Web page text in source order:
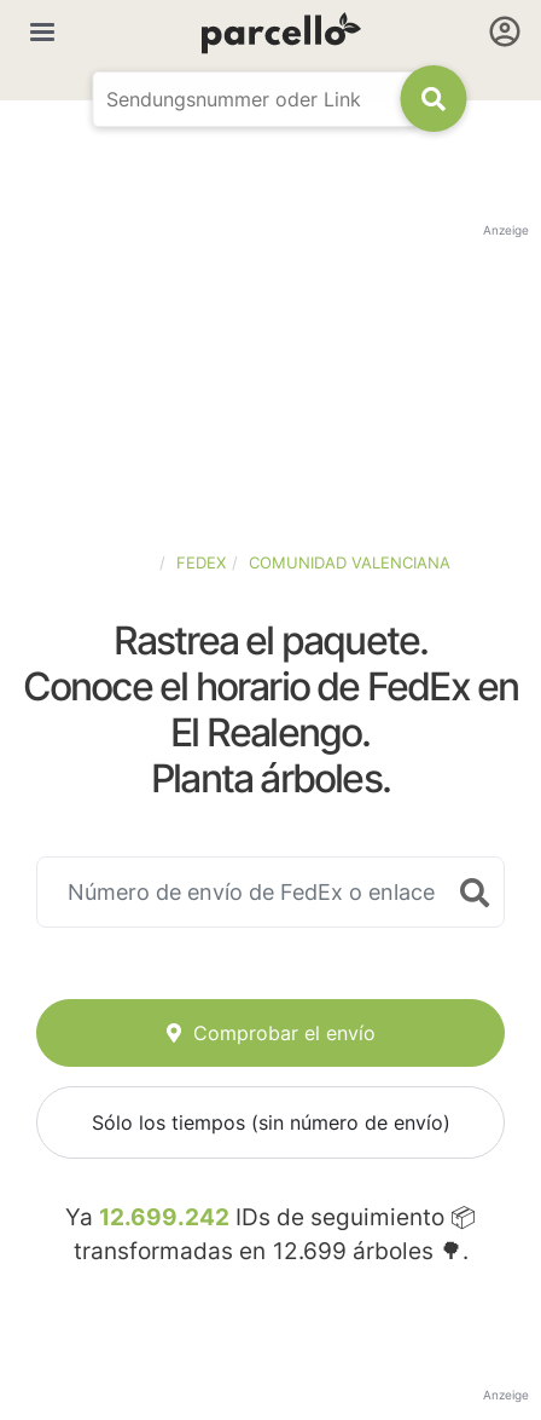
Anzeige
FEDEX COMUNIDAD VALENCIANA
Rastrea el paquete.
Conoce el horario de FedEx en
El Realengo.
Planta árboles.
Comprobar el envío
Sólo los tiempos (sin número de envío)
Ya 12.699.242 IDs de seguimiento 📦
transformadas en 12.699 árboles 🌳.
Anzeige